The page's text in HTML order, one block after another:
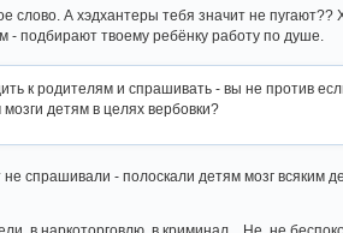
слово. А хэдхантеры тебя значит не пугают??
- подбирают твоему ребёнку работу по душе.
к родителям и спрашивать - вы не против
детям в целях вербовки?
не спрашивали - полоскали детям мозг всяким